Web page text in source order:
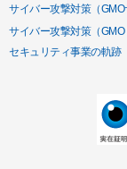
サイバー攻撃対策（GMO
サイバー攻撃対策（GMO
セキュリティ事業の軌跡